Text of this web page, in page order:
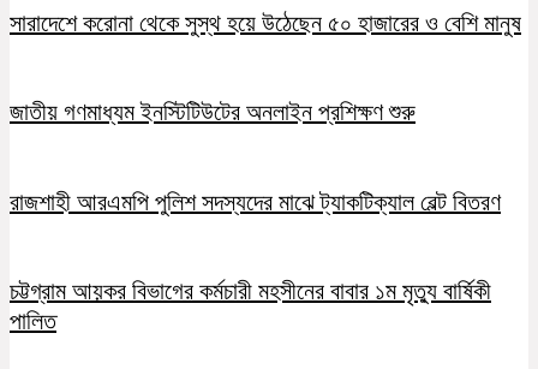
সারাদেশে করোনা থেকে সুস্থ হয়ে উঠেছেন ৫০ হাজারের ও বেশি মানুষ
জাতীয় গণমাধ্যম ইনস্টিটিউটের অনলাইন প্রশিক্ষণ শুরু
রাজশাহী আরএমপি পুলিশ সদস্যদের মাঝে ট্যাকটিক্যাল বেল্ট বিতরণ
চট্টগ্রাম আয়কর বিভাগের কর্মচারী মহসীনের বাবার ১ম মৃত্যু বার্ষিকী
পালিত